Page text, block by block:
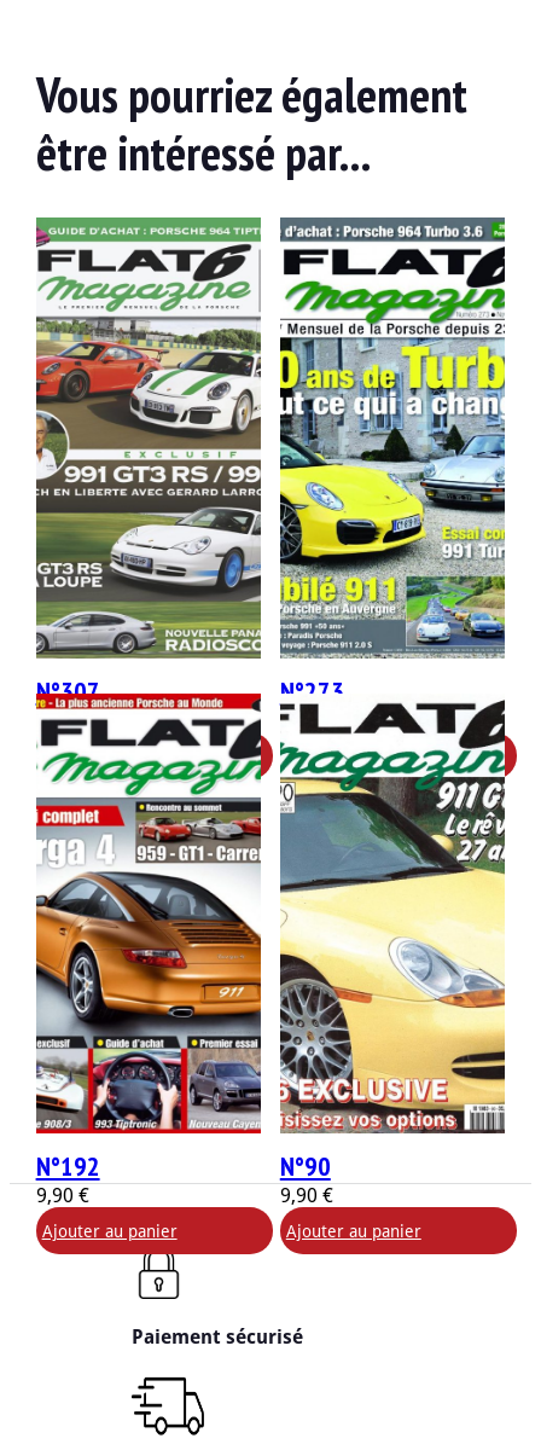
Vous pourriez également
être intéressé par...
N°307
9,90€
Ajouter au panier
N°273
9,90
Ajouter au panier
N°192
9,90 €
Ajouter au panier
N°90
9,90 €
Ajouter au panier
Paiement sécurisé